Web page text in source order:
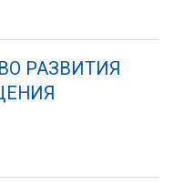
РАЗВИТИЯ